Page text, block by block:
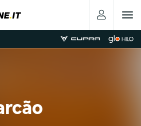
Toggle